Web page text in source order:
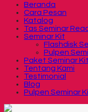
Beranda
Cara Pesan
Katalog
Tas Seminar
Seminar Kit
Flashdisk
Pulpen
Paket Seminar Kit
Tentang Kami
Testimonial
Blog
Pulpen Seminar